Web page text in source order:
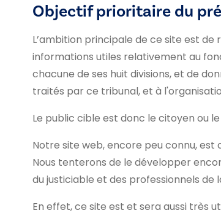
Objectif prioritaire du
L’ambition principale de ce site est
informations utiles relativement au
chacune de ses huit divisions, et de
traités par ce tribunal, et à
Le public cible est donc le citoyen ou
Notre site web, encore peu connu,
Nous tenterons de le développer
du justiciable et des professionnels de
En effet, ce site est et sera aussi très